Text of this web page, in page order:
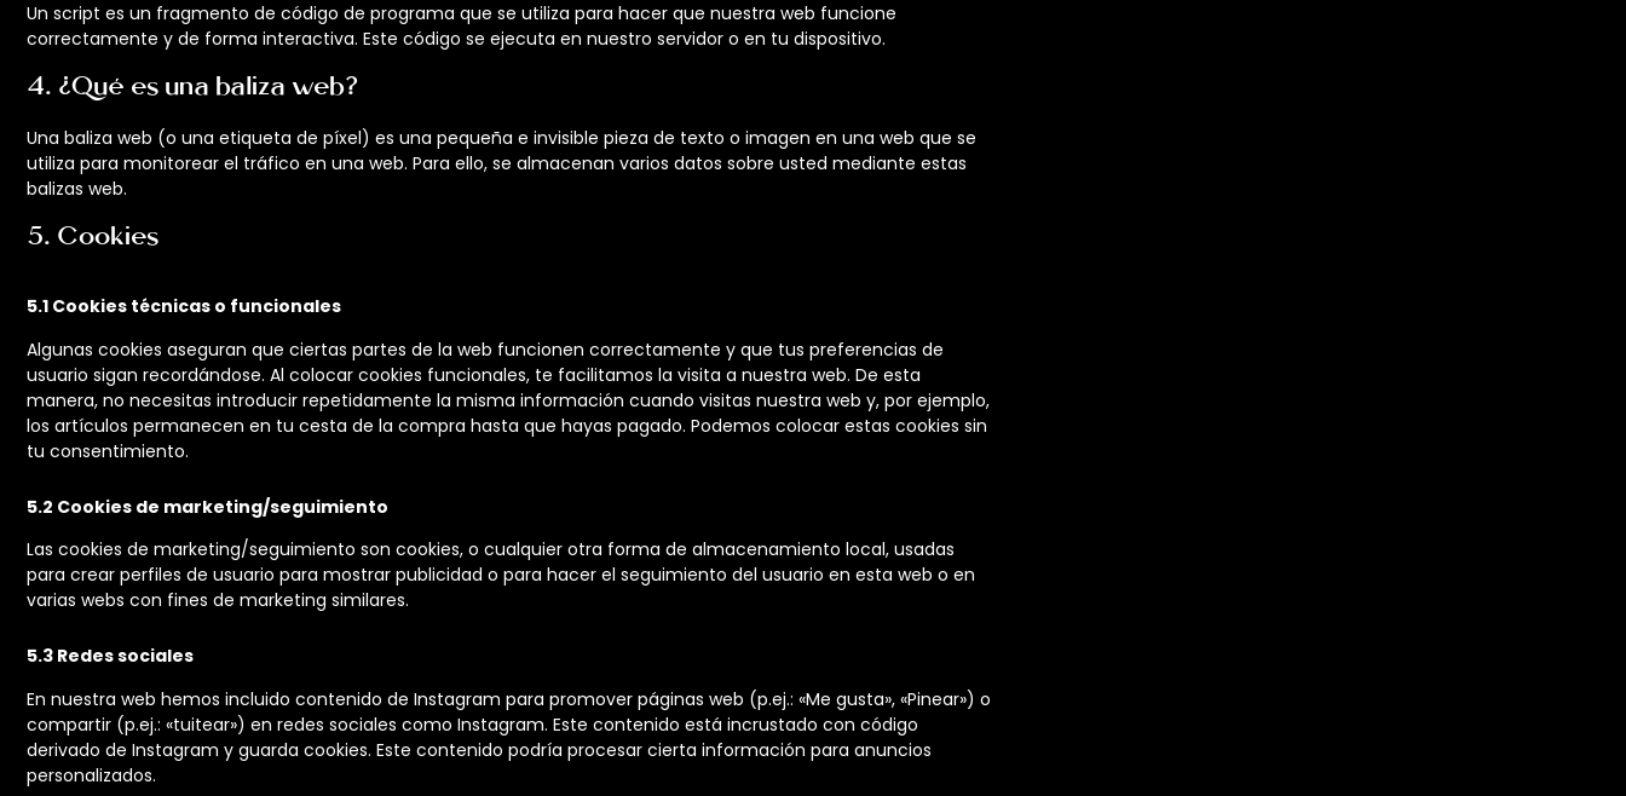
Un script es un fragmento de código de programa que se utiliza para hacer que nuestra web funcione
correctamente y de forma interactiva. Este código se ejecuta en nuestro servidor o en tu dispositivo.
4. ¿Qué es una baliza web?
Una baliza web (o una etiqueta de píxel) es una pequeña e invisible pieza de texto o imagen en una web que se
utiliza para monitorear el tráfico en una web. Para ello, se almacenan varios datos sobre usted mediante estas
balizas web.
5. Cookies
5.1 Cookies técnicas o funcionales
Algunas cookies aseguran que ciertas partes de la web funcionen correctamente y que tus preferencias de
usuario sigan recordándose. Al colocar cookies funcionales, te facilitamos la visita a nuestra web. De esta
manera, no necesitas introducir repetidamente la misma información cuando visitas nuestra web y, por ejemplo,
los artículos permanecen en tu cesta de la compra hasta que hayas pagado. Podemos colocar estas cookies sin
tu consentimiento.
5.2 Cookies de marketing/seguimiento
Las cookies de marketing/seguimiento son cookies, o cualquier otra forma de almacenamiento local, usadas
para crear perfiles de usuario para mostrar publicidad o para hacer el seguimiento del usuario en esta web o en
varias webs con fines de marketing similares.
5.3 Redes sociales
En nuestra web hemos incluido contenido de Instagram para promover páginas web (p.ej.: «Me gusta», «Pinear») o
compartir (p.ej.: «tuitear») en redes sociales como Instagram. Este contenido está incrustado con código
derivado de Instagram y guarda cookies. Este contenido podría procesar cierta información para anuncios
personalizados.